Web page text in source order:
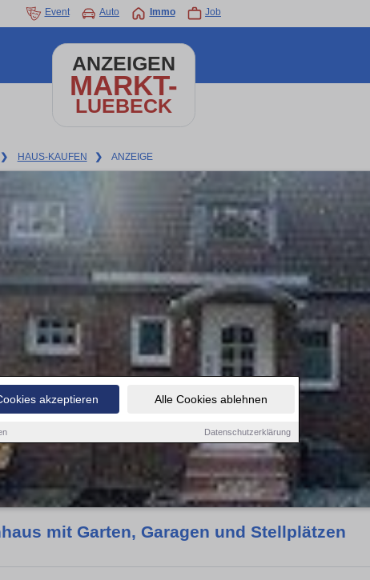
akzeptieren Alle Cookies ablehnen
Datenschutzerklärung
Event Auto Immo Job
ANZEIGEN
MARKT-
LUEBECK
❯ HAUS-KAUFEN ❯ ANZEIGE
mit Garten, Garagen und Stellplätzen